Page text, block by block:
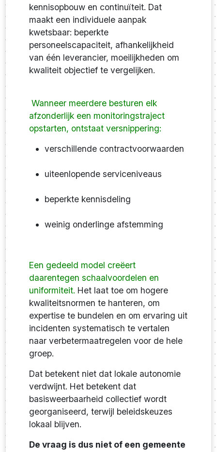
kennisopbouw en continuïteit. Dat
maakt een individuele aanpak
kwetsbaar: beperkte
personeelscapaciteit, afhankelijkheid
van één leverancier, moeilijkheden om
kwaliteit objectief te vergelijken.
Wanneer meerdere besturen elk
afzonderlijk een monitoringstraject
opstarten, ontstaat versnippering:
verschillende contractvoorwaarden
uiteenlopende serviceniveaus
beperkte kennisdeling
weinig onderlinge afstemming
Een gedeeld model creëert
daarentegen schaalvoordelen en
uniformiteit. Het laat toe om hogere
kwaliteitsnormen te hanteren, om
expertise te bundelen en om ervaring uit
incidenten systematisch te vertalen
naar verbetermaatregelen voor de hele
groep.
Dat betekent niet dat lokale autonomie
verdwijnt. Het betekent dat
basisweerbaarheid collectief wordt
georganiseerd, terwijl beleidskeuzes
lokaal blijven.
De vraag is dus niet of een gemeente